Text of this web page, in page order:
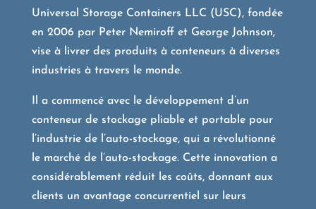
Universal Storage Containers LLC (USC), fondée
en 2006 par Peter Nemiroff et George Johnson,
vise à livrer des produits à conteneurs à diverses
industries à travers le monde.
Il a commencé avec le développement d’un
conteneur de stockage pliable et portable pour
l’industrie de l’auto-stockage, qui a révolutionné
le marché de l’auto-stockage. Cette innovation a
considérablement réduit les coûts, donnant aux
clients un avantage concurrentiel sur leurs